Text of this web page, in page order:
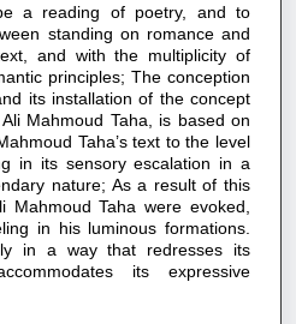
a reading of poetry, and to
standing on romance and
and with the multiplicity of
principles; The conception
its installation of the concept
Mahmoud Taha, is based on
Taha’s text to the level
in its sensory escalation in a
nature; As a result of this
Mahmoud Taha were evoked,
in his luminous formations.
in a way that redresses its
its expressive